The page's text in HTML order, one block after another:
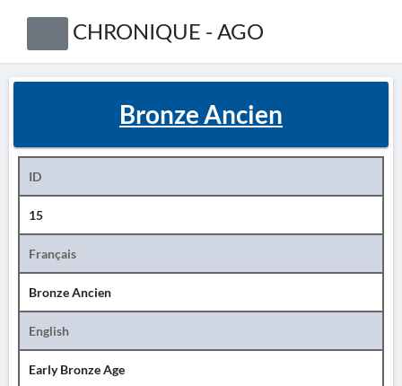
CHRONIQUE - AGO
Bronze Ancien
ID
15
Français
Bronze Ancien
English
Early Bronze Age